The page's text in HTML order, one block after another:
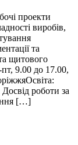
проекти
виробів,
та
щитового
9.00 до 17.00,
роботи за
[…]